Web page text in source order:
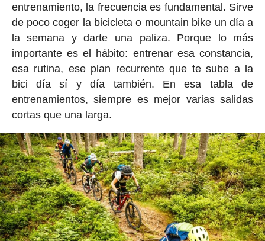
entrenamiento, la frecuencia es fundamental. Sirve
de poco coger la bicicleta o mountain bike un día a
la semana y darte una paliza. Porque lo más
importante es el hábito: entrenar esa constancia,
esa rutina, ese plan recurrente que te sube a la
bici día sí y día también. En esa tabla de
entrenamientos, siempre es mejor varias salidas
cortas que una larga.